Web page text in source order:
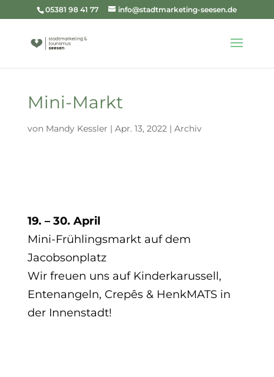
05381 98 41 77 info@stadtmarketing-seesen.de
Mini-Markt
von Mandy Kessler | Apr. 13, 2022| Archiv
19. – 30. April
Mini-Frühlingsmarkt auf dem
Jacobsonplatz
Wir freuen uns auf Kinderkarussell,
Entenangeln, Crepês & HenkMATS in
der Innenstadt!